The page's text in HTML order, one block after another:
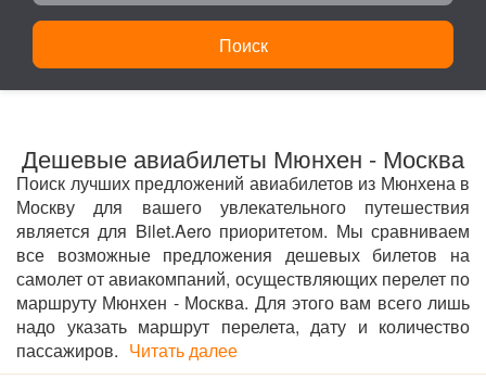
Поиск
Дешевые авиабилеты Мюнхен - Москва
Поиск лучших предложений авиабилетов из Мюнхена в
Москву для вашего увлекательного путешествия
является для Bilet.Aero приоритетом. Мы сравниваем
все возможные предложения дешевых билетов на
самолет от авиакомпаний, осуществляющих перелет по
маршруту Мюнхен - Москва. Для этого вам всего лишь
надо указать маршрут перелета, дату и количество
пассажиров. Читать далее